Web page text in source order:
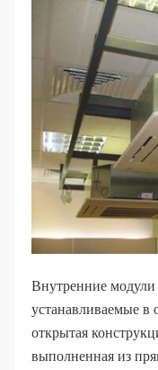
Внутренние модули
устанавливаемые в
открытая
выполненная из